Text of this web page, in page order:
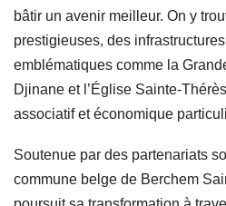
bâtir un avenir meilleur. On y
prestigieuses, des
emblématiques comme la
Djinane et l’Église Sainte-
associatif et économique
Soutenue par des partenariats
commune belge de Berchem